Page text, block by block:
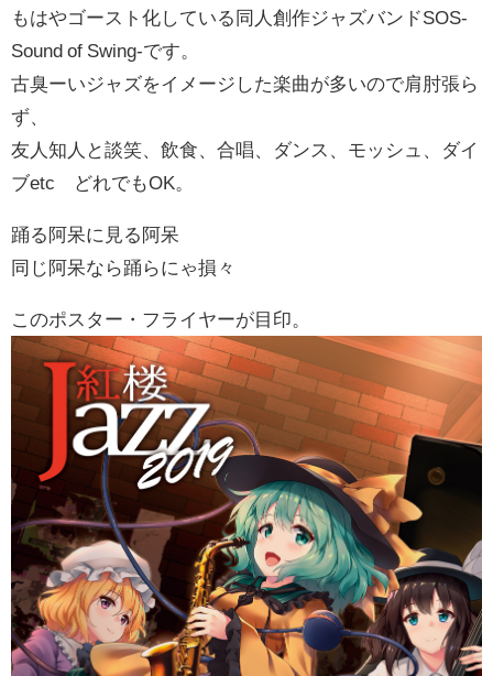
もはやゴースト化している同人創作ジャズバンドSOS-
Sound of Swing-です。
古臭ーいジャズをイメージした楽曲が多いので肩肘張ら
ず、
友人知人と談笑、飲食、合唱、ダンス、モッシュ、ダイ
ブetc どれでもOK。
踊る阿呆に見る阿呆
同じ阿呆なら踊らにゃ損々
このポスター・フライヤーが目印。